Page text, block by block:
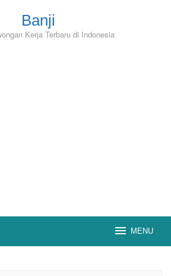
Banji
Kerja Terbaru di Indonesia
MENU